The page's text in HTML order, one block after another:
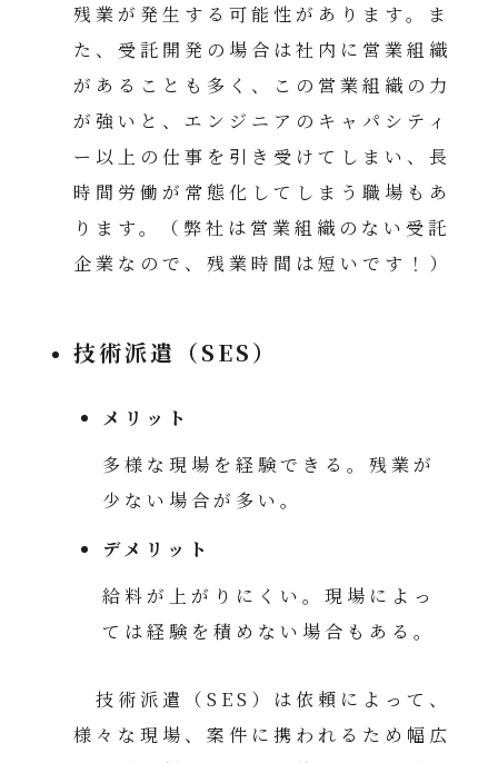
残業が発生する可能性があります。ま
た、受託開発の場合は社内に営業組織
があることも多く、この営業組織の力
が強いと、エンジニアのキャパシティ
ー以上の仕事を引き受けてしまい、長
時間労働が常態化してしまう職場もあ
ります。（弊社は営業組織のない受託
企業なので、残業時間は短いです！）
技術派遣（SES）
メリット
多様な現場を経験できる。残業が
少ない場合が多い。
デメリット
給料が上がりにくい。現場によっ
ては経験を積めない場合もある。
技術派遣（SES）は依頼によって、
様々な現場、案件に携われるため幅広